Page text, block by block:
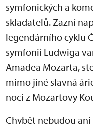
symfonických a
skladatelů. Zazní
legendárního cyklu
symfonií Ludwiga
Amadea Mozarta,
mimo jiné slavná
noci z Mozartovy
Chybět nebudou ani